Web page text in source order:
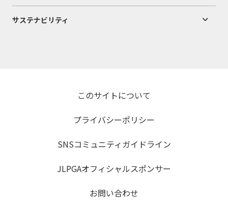
サステナビリティ
このサイトについて
プライバシーポリシー
SNSコミュニティガイドライン
JLPGAオフィシャルスポンサー
お問い合わせ